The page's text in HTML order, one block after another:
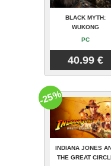
BLACK MYTH:
WUKONG
PC
40.99 €
INDIANA JONES
THE GREAT
-25%